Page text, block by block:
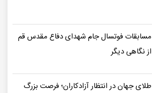
مسابقات فوتسال جام شهدای دفاع مقدس قم
از نگاهی دیگر
طلای جهان در انتظار آزادکاران؛ فرصت بزرگ